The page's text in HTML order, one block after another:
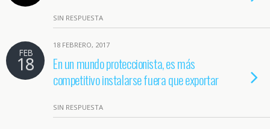
SIN RESPUESTA
FEB
18
18 FEBRERO, 2017
En un mundo proteccionista, es más
competitivo instalarse fuera que exportar
SIN RESPUESTA